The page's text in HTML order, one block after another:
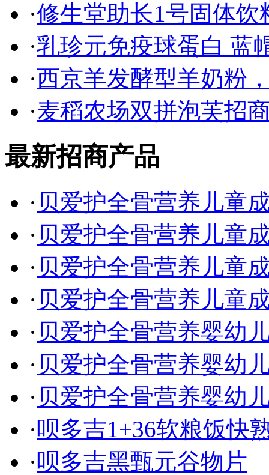
·修生堂助长1号固体
·乳珍元免疫球蛋白 蓝
·西京羊发酵型羊奶粉
·麦稻农场双拼泡芙招
最新招商产品
· 贝爱护全骨营养儿童
· 贝爱护全骨营养儿童
· 贝爱护全骨营养儿童
· 贝爱护全骨营养儿童
· 贝爱护全骨营养婴幼
· 贝爱护全骨营养婴幼
· 贝爱护全骨营养婴幼
·呗多吉1+36软粮饭快
·呗多吉黑甄元谷物片